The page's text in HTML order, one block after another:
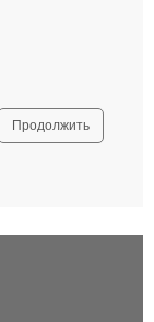
Продолжить